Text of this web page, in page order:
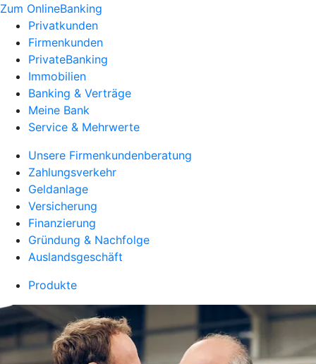
Zum OnlineBanking
Privatkunden
Firmenkunden
PrivateBanking
Immobilien
Banking & Verträge
Meine Bank
Service & Mehrwerte
Unsere Firmenkundenberatung
Zahlungsverkehr
Geldanlage
Versicherung
Finanzierung
Gründung & Nachfolge
Auslandsgeschäft
Produkte